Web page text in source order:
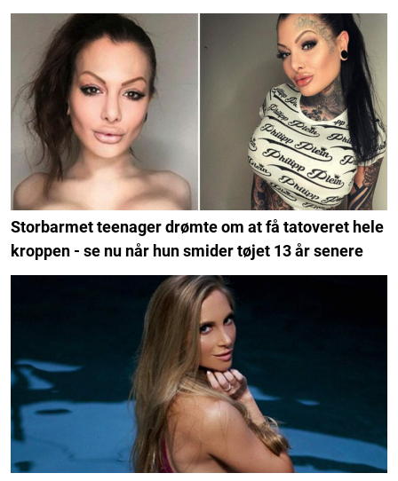
Storbarmet teenager drømte om at få tatoveret hele
kroppen - se nu når hun smider tøjet 13 år senere